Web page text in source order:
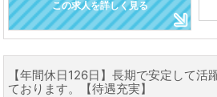
この求人を詳しく見る
【年間休日126日】長期で安定して活
ております。【待遇充実】